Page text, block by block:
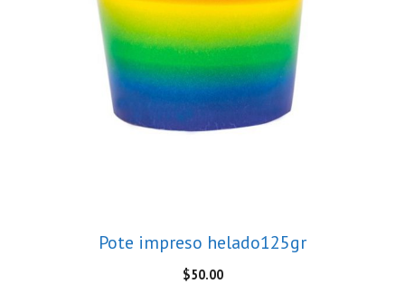
Pote impreso helado125gr
$50.00